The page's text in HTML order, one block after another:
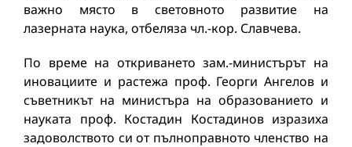
важно място в световното развитие на
лазерната наука, отбеляза чл.-кор. Славчева.
По време на откриването зам.-министърът на
иновациите и растежа проф. Георги Ангелов и
съветникът на министъра на образованието и
науката проф. Костадин Костадинов изразиха
задоволството си от пълноправното членство на